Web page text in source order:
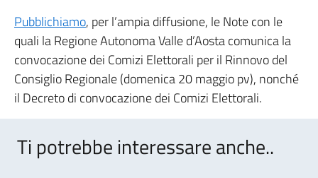
Pubblichiamo, per l’ampia diffusione, le Note con le
quali la Regione Autonoma Valle d’Aosta comunica la
convocazione dei Comizi Elettorali per il Rinnovo del
Consiglio Regionale (domenica 20 maggio pv), nonché
il Decreto di convocazione dei Comizi Elettorali.
Ti potrebbe interessare anche..